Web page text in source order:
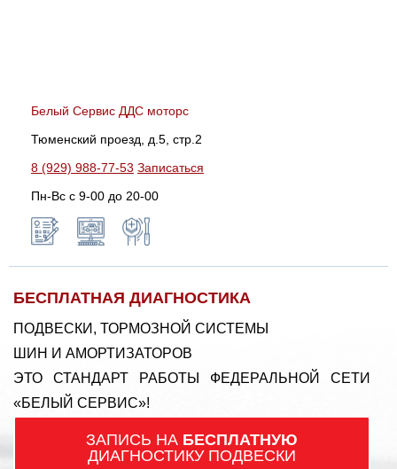
Белый Сервис ДДС моторс
Тюменский проезд, д.5, стр.2
8 (929) 988-77-53 Записаться
Пн-Вс c 9-00 до 20-00
БЕСПЛАТНАЯ ДИАГНОСТИКА
ПОДВЕСКИ, ТОРМОЗНОЙ СИСТЕМЫ
ШИН И АМОРТИЗАТОРОВ
ЭТО СТАНДАРТ РАБОТЫ ФЕДЕРАЛЬНОЙ СЕТИ
«БЕЛЫЙ СЕРВИС»!
ЗАПИСЬ НА БЕСПЛАТНУЮ
ДИАГНОСТИКУ ПОДВЕСКИ